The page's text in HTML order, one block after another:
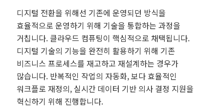
디지털 전환을 위해선 기존에 운영되던 방식을
효율적으로 운영하기 위해 기술을 통합하는 과정을
거칩니다. 클라우드 컴퓨팅이 핵심적으로 채택됩니다.
디지털 기술의 기능을 완전히 활용하기 위해 기존
비즈니스 프로세스를 재고하고 재설계하는 경우가
많습니다. 반복적인 작업의 자동화, 보다 효율적인
워크플로 재정의, 실시간 데이터 기반 의사 결정 지원을
혁신하기 위해 진행합니다.